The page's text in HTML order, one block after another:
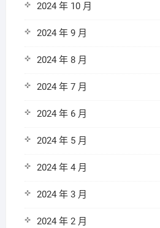
2024 年 10 月
2024 年 9 月
2024 年 8 月
2024 年 7 月
2024 年 6 月
2024 年 5 月
2024 年 4 月
2024 年 3 月
2024 年 2 月